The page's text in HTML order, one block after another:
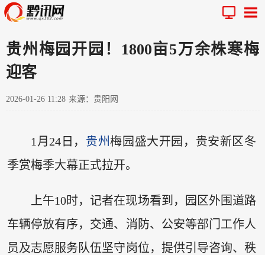
贵州梅园开园！1800亩5万余株寒梅
迎客
2026-01-26 11:28 来源：贵阳网
1月24日， 贵州梅园盛大开园，贵安新区冬
季赏梅季大幕正式拉开。
上午10时，记者在现场看到，园区外围道路
车辆停放有序，交通、消防、公安等部门工作人
员及志愿服务队伍坚守岗位，提供引导咨询、秩